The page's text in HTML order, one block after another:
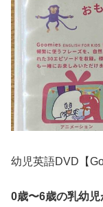
幼児英語DVD【
0歳〜6歳の乳幼